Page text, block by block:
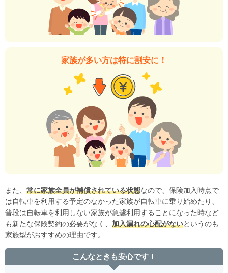
家族が多い方は特に割安に！
また、 常に家族全員が補償されている状態なので、保険加入時点で
は自転車を利用する予定のなかった家族が自転車に乗り始めたり、
普段は自転車を利用しない家族が急遽利用することになった時など
も新たな保険契約の必要がなく、 加入漏れの心配がないというのも
家族型がおすすめの理由です。
こんなときも安心です！